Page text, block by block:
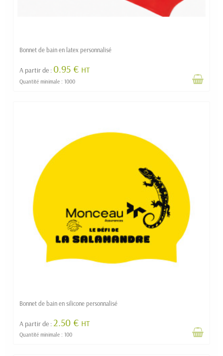
Bonnet de bain en latex personnalisé
A partir de : 0.95 € HT
Quantité minimale : 1000
Bonnet de bain en silicone personnalisé
A partir de : 2.50 € HT
Quantité minimale : 100